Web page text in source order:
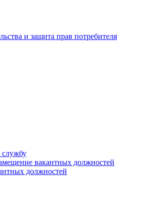
и защита прав потребителя
вакантных должностей
должностей